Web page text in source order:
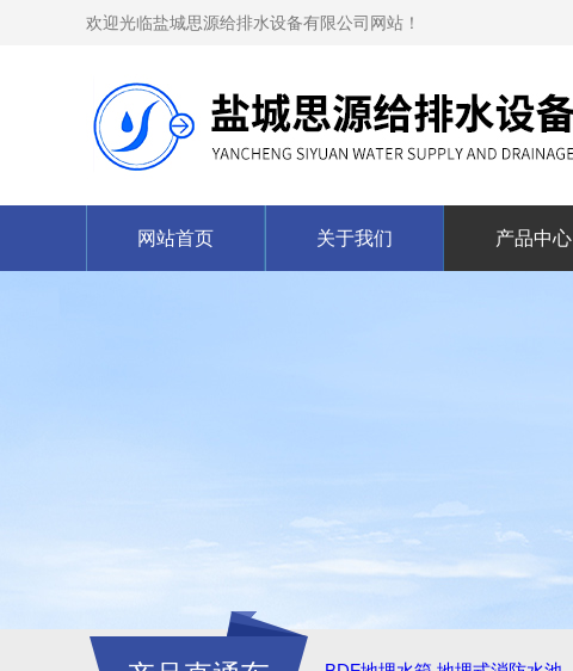
欢迎光临盐城思源给排水设备有限公司网站！
网站首页 关于我们 产品中心